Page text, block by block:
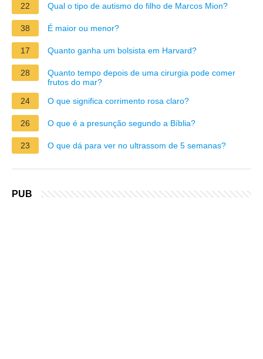
22 Qual o tipo de autismo do filho de Marcos Mion?
38 É maior ou menor?
17 Quanto ganha um bolsista em Harvard?
28
Quanto tempo depois de uma cirurgia pode comer
frutos do mar?
24
O que significa corrimento rosa claro?
26 O que é a presunção segundo a Bíblia?
23 O que dá para ver no ultrassom de 5 semanas?
PUB